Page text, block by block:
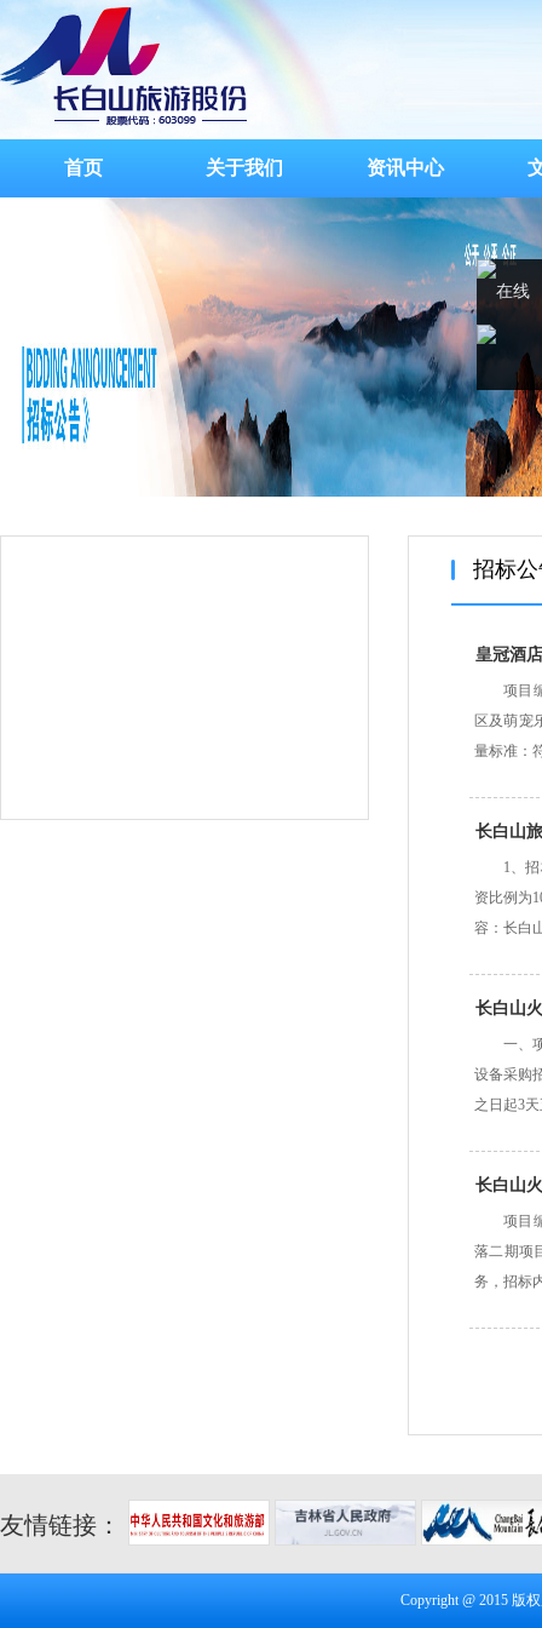
首页 关于我们 资讯中心
招标
皇冠酒
项目
区及萌宠
量标准：
长白山
1、
资比例为
容：长白
长白山
一、
设备采购
之日起3
长白山
项目
落二期项
务，招标
友情链接：
Copyright @ 2015 版
在线